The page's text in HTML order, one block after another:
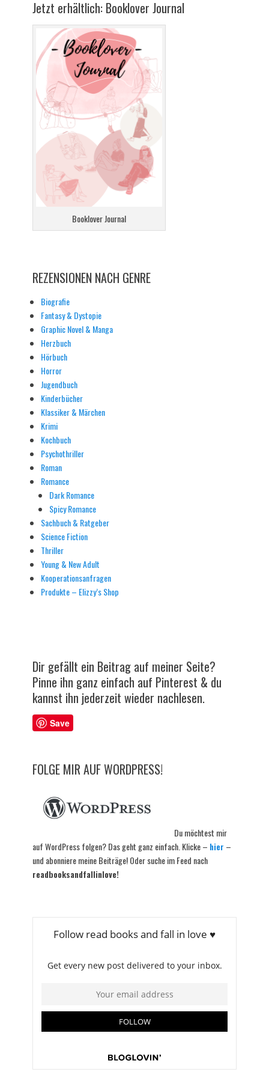
Jetzt erhältlich: Booklover Journal
Booklover Journal
REZENSIONEN NACH GENRE
Biografie
Fantasy & Dystopie
Graphic Novel & Manga
Herzbuch
Hörbuch
Horror
Jugendbuch
Kinderbücher
Klassiker & Märchen
Krimi
Kochbuch
Psychothriller
Roman
Romance
Dark Romance
Spicy Romance
Sachbuch & Ratgeber
Science Fiction
Thriller
Young & New Adult
Kooperationsanfragen
Produkte – Elizzy’s Shop
Dir gefällt ein Beitrag auf meiner Seite?
Pinne ihn ganz einfach auf Pinterest & du
kannst ihn jederzeit wieder nachlesen.
Save
FOLGE MIR AUF WORDPRESS!
Du möchtest mir
auf WordPress folgen? Das geht ganz einfach. Klicke – hier –
und abonniere meine Beiträge! Oder suche im Feed nach
readbooksandfallinlove!